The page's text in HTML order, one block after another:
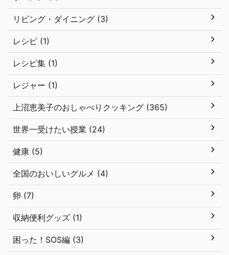
リビング・ダイニング (3)
レシピ (1)
レシピ集 (1)
レジャー (1)
上沼恵美子のおしゃべりクッキング (365)
世界一受けたい授業 (24)
健康 (5)
全国のおいしいグルメ (4)
卵 (7)
収納便利グッズ (1)
困った！SOS編 (3)